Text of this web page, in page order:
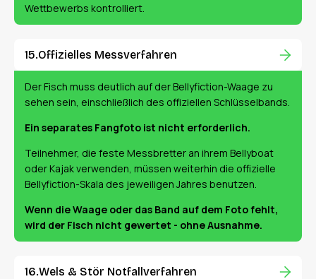
Wettbewerbs kontrolliert.
Offizielles Messverfahren
Der Fisch muss deutlich auf der Bellyfiction-Waage zu
sehen sein, einschließlich des offiziellen Schlüsselbands.
Ein separates Fangfoto ist nicht erforderlich.
Teilnehmer, die feste Messbretter an ihrem Bellyboat
oder Kajak verwenden, müssen weiterhin die offizielle
Bellyfiction-Skala des jeweiligen Jahres benutzen.
Wenn die Waage oder das Band auf dem Foto fehlt,
wird der Fisch nicht gewertet - ohne Ausnahme.
Wels & Stör Notfallverfahren